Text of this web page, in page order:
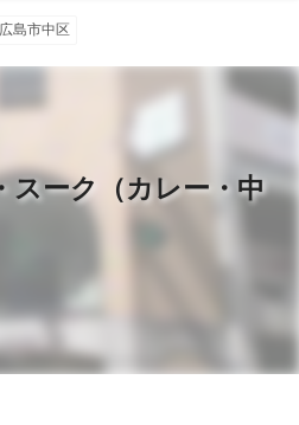
広島市中区
スーク（カレー・中